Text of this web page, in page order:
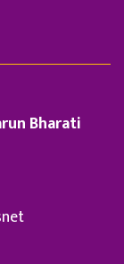
Bharati